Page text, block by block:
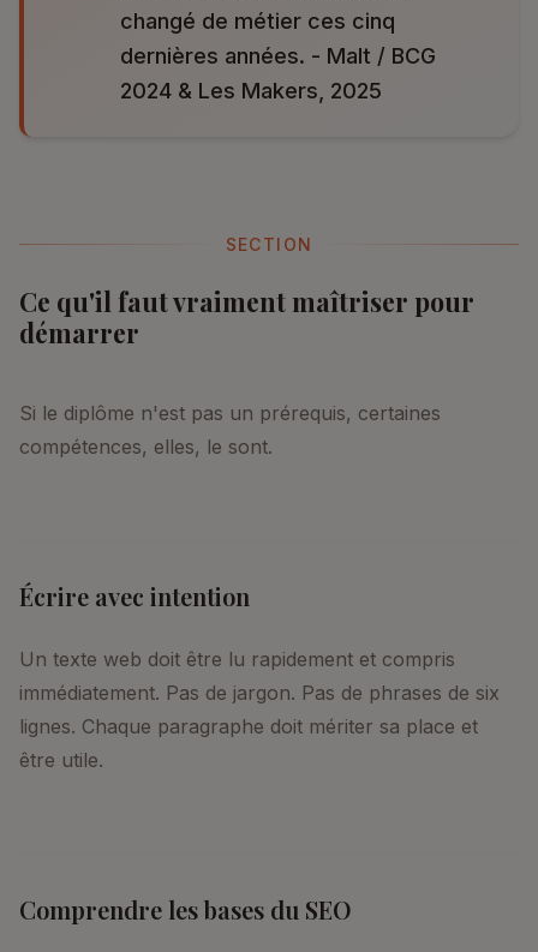
changé de métier ces cinq
dernières années. - Malt / BCG
2024 & Les Makers, 2025
SECTION
Ce qu'il faut vraiment maîtriser pour
démarrer
Si le diplôme n'est pas un prérequis, certaines
compétences, elles, le sont.
Écrire avec intention
Un texte web doit être lu rapidement et compris
immédiatement. Pas de jargon. Pas de phrases de six
lignes. Chaque paragraphe doit mériter sa place et
être utile.
Comprendre les bases du SEO